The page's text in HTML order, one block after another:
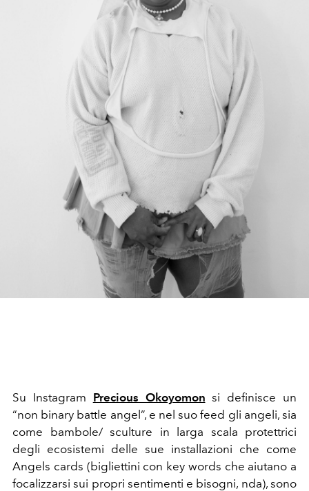
Su Instagram Precious Okoyomon si definisce un
“non binary battle angel”, e nel suo feed gli angeli, sia
come bambole/ sculture in larga scala protettrici
degli ecosistemi delle sue installazioni che come
Angels cards (bigliettini con key words che aiutano a
focalizzarsi sui propri sentimenti e bisogni, nda), sono